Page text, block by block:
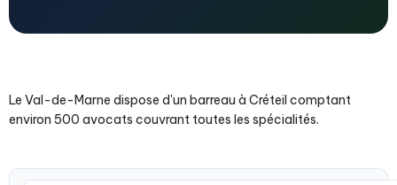
Le Val-de-Marne dispose d'un barreau à Créteil comptant
environ 500 avocats couvrant toutes les spécialités.